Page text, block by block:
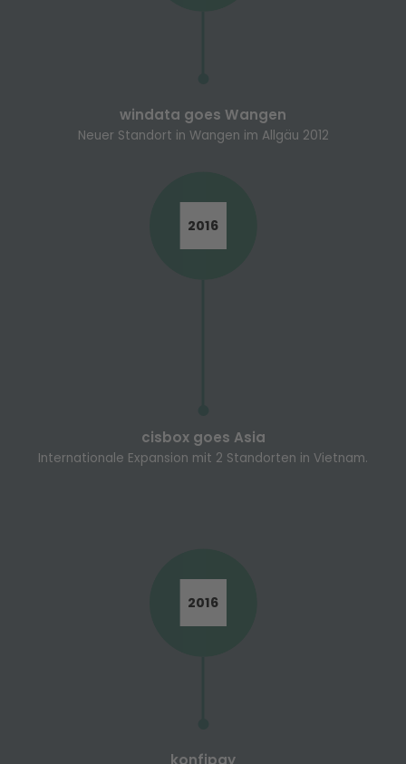
windata goes Wangen
Neuer Standort in Wangen im Allgäu 2012
2016
cisbox goes Asia
Internationale Expansion mit 2 Standorten in Vietnam.
2016
konfipay